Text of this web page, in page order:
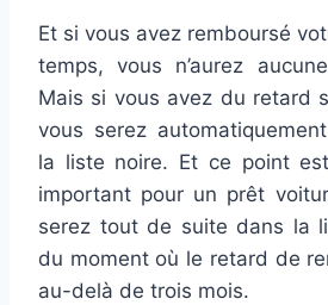
Et si vous avez remboursé
temps, vous n’aurez
Mais si vous avez du retard
vous serez
la liste noire. Et ce point
important pour un prêt
serez tout de suite dans la
du moment où le retard de
au-delà de trois mois.